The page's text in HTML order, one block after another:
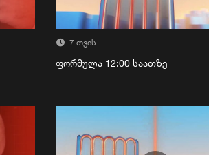
7 თვის
ფორმულა 12:00 საათზე